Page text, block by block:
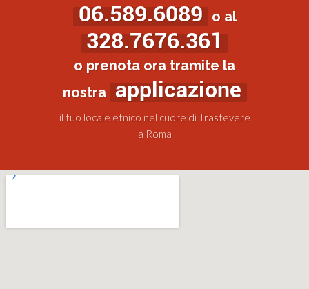
06.589.6089 o al
328.7676.361
o prenota ora tramite la
nostra applicazione
il tuo locale etnico nel cuore di Trastevere
a Roma